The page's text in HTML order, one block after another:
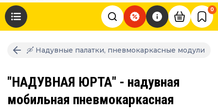
0
🛶 Надувные палатки, пневмокаркасные модули
"НАДУВНАЯ ЮРТА" - надувная
мобильная пневмокаркасная